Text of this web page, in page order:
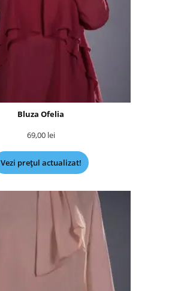
Bluza Ofelia
69,00 lei
Vezi prețul actualizat!